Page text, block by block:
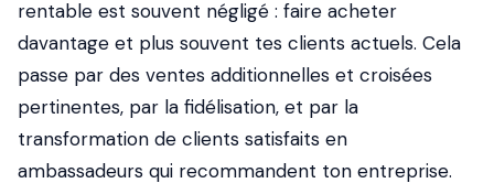
rentable est souvent négligé : faire acheter
davantage et plus souvent tes clients actuels. Cela
passe par des ventes additionnelles et croisées
pertinentes, par la fidélisation, et par la
transformation de clients satisfaits en
ambassadeurs qui recommandent ton entreprise.